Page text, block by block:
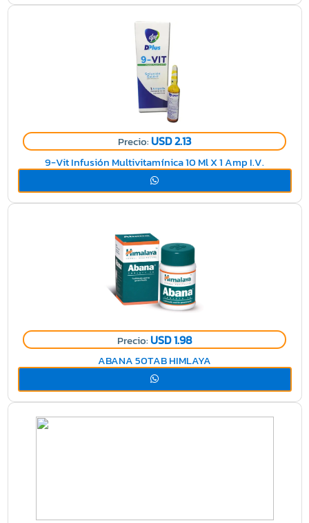
Precio: USD 2.13
9-Vit Infusión Multivitamínica 10 Ml X 1 Amp I.V.
Precio: USD 1.98
ABANA 50TAB HIMLAYA